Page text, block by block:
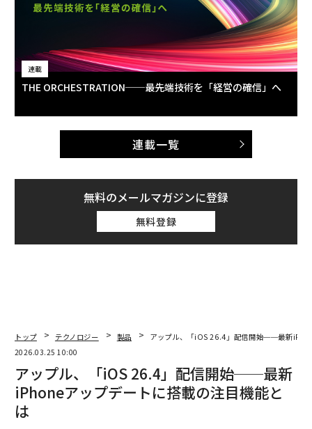
連載
THE ORCHESTRATION──最先端技術を「経営の確信」へ
連載一覧
無料のメールマガジンに登録
無料登録
トップ テクノロジー 製品
アップル、「iOS 26.4」配信開始──最新
2026.03.25 10:00
アップル、「iOS 26.4」配信開始──最新
iPhoneアップデートに搭載の注目機能と
は